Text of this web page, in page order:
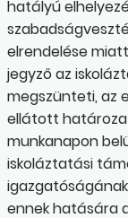
hatályú
elrendelése
jegyző az
megszünteti, az
ellátott
munkanapon
iskoláztatási
ennek hatására